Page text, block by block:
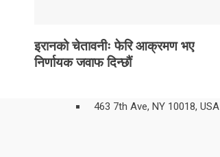
इरानको चेतावनीः फेरि आक्रमण भए
निर्णायक जवाफ दिन्छौं
463 7th Ave, NY 10018, USA